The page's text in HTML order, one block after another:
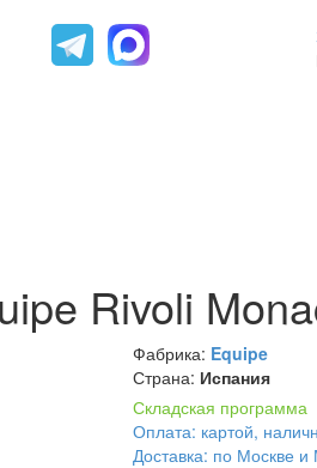
Rivoli
Фабрика: Equipe
Страна: Испания
Складская программа
Оплата: картой,
Доставка: по Москве